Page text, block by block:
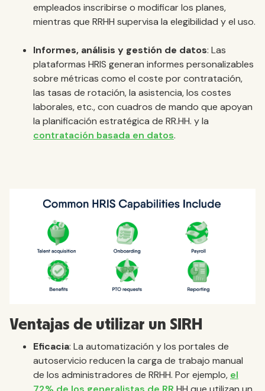
empleados inscribirse o modificar los planes,
mientras que RRHH supervisa la elegibilidad y el uso.
Informes, análisis y gestión de datos: Las
plataformas HRIS generan informes personalizables
sobre métricas como el coste por contratación,
las tasas de rotación, la asistencia, los costes
laborales, etc., con cuadros de mando que apoyan
la planificación estratégica de RR.HH. y la
contratación basada en datos.
Ventajas de utilizar un SIRH
Eficacia: La automatización y los portales de
autoservicio reducen la carga de trabajo manual
de los administradores de RRHH. Por ejemplo, el